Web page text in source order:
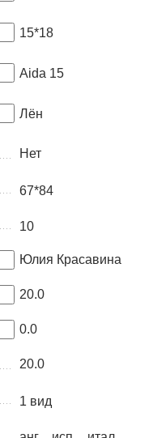
15*18
Aida 15
Лён
Нет
67*84
10
Юлия Красавина
20.0
0.0
20.0
1 вид